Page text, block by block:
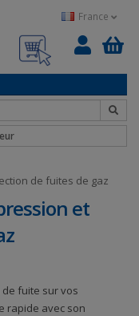
France
0
de fuites de gaz
et
fuite sur vos
rapide avec son